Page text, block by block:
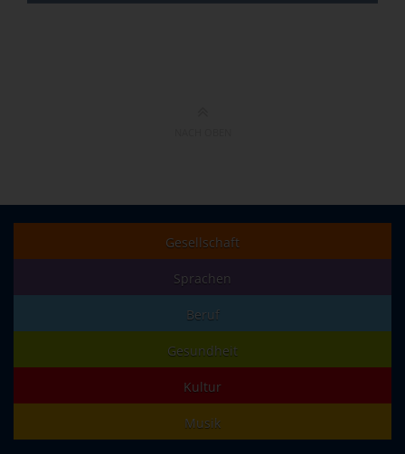
Gesellschaft
Sprachen
Beruf
Gesundheit
Kultur
Musik